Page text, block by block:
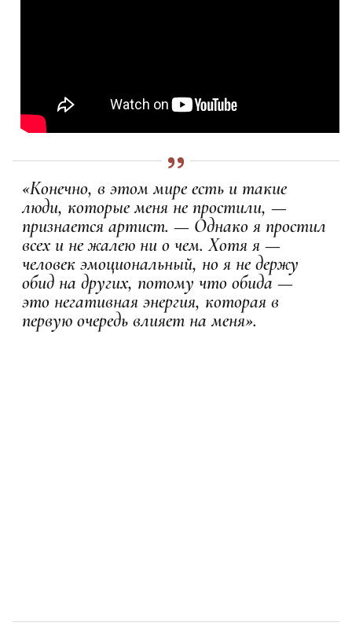
«Конечно, в этом мире есть и такие
люди, которые меня не простили, —
признается артист. — Однако я простил
всех и не жалею ни о чем. Хотя я —
человек эмоциональный, но я не держу
обид на других, потому что обида —
это негативная энергия, которая в
первую очередь влияет на меня».